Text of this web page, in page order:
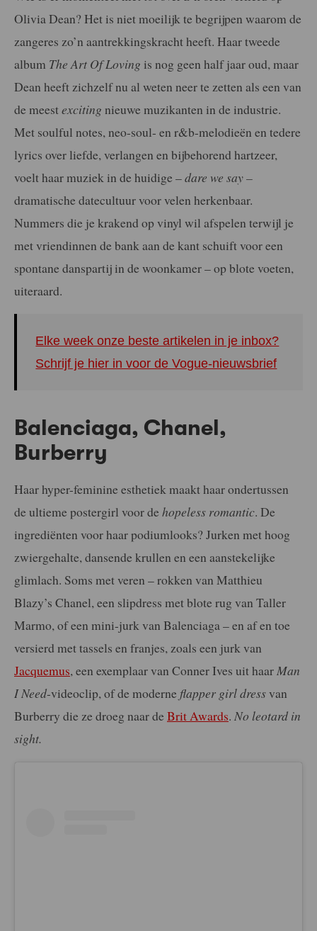
Olivia Dean? Het is niet moeilijk te begrijpen waarom de
zangeres zo’n aantrekkingskracht heeft. Haar tweede
album The Art Of Loving is nog geen half jaar oud, maar
Dean heeft zichzelf nu al weten neer te zetten als een van
de meestexciting nieuwe muzikanten in de industrie.
Met soulful notes, neo-soul- en r&b-melodieën en tedere
lyrics over liefde, verlangen en bijbehorend hartzeer,
voelt haar muziek in de huidige –dare we say –
dramatische datecultuur voor velen herkenbaar.
Nummers die je krakend op vinyl wil afspelen terwijl je
met vriendinnen de bank aan de kant schuift voor een
spontane danspartij in de woonkamer – op blote voeten,
uiteraard.
Elke week onze beste artikelen in je inbox?
Schrijf je hier in voor de Vogue-nieuwsbrief
Balenciaga, Chanel,
Burberry
Haar hyper-feminine esthetiek maakt haar ondertussen
de ultieme postergirl voor de hopeless romantic. De
ingrediënten voor haar podiumlooks? Jurken met hoog
zwiergehalte, dansende krullen en een aanstekelijke
glimlach. Soms met veren – rokken van Matthieu
Blazy’s Chanel, een slipdress met blote rug van Taller
Marmo, of een mini-jurk van Balenciaga – en af en toe
versierd met tassels en franjes, zoals een jurk van
Jacquemus, een exemplaar van Conner Ives uit haarMan
I Need-videoclip, of de moderne flapper girl dressvan
Burberry die ze droeg naar de Brit Awards. No leotard in
sight.